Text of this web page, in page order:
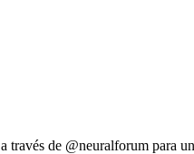
través de @neuralforum para